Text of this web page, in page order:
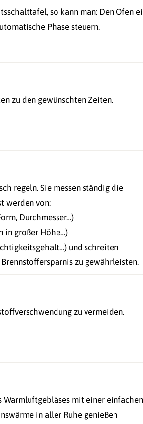
so kann man: Den Ofen
Phase steuern.
zu den gewünschten Zeiten.
regeln. Sie messen ständig die
werden von:
Durchmesser…)
in großer Höhe…)
und schreiten
zu gewährleisten.
zu vermeiden.
Warmluftgebläses mit einer einfachen
in aller Ruhe genießen